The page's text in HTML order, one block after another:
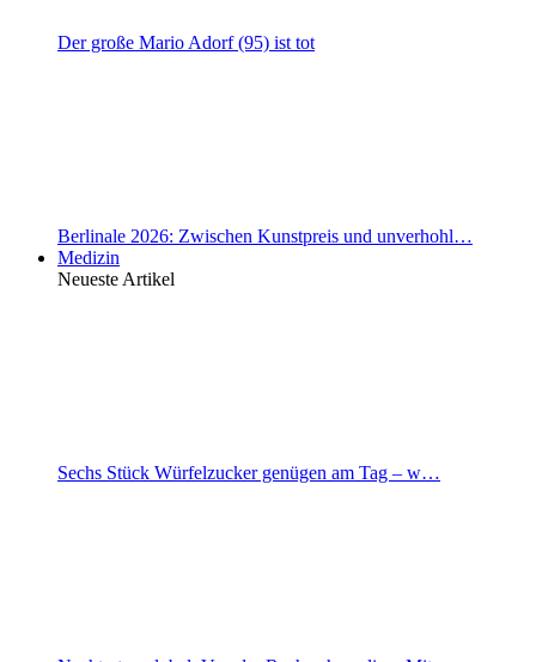
Der große Mario Adorf (95) ist tot
Berlinale 2026: Zwischen Kunstpreis und unverhohl…
Medizin
Neueste Artikel
Sechs Stück Würfelzucker genügen am Tag – w…